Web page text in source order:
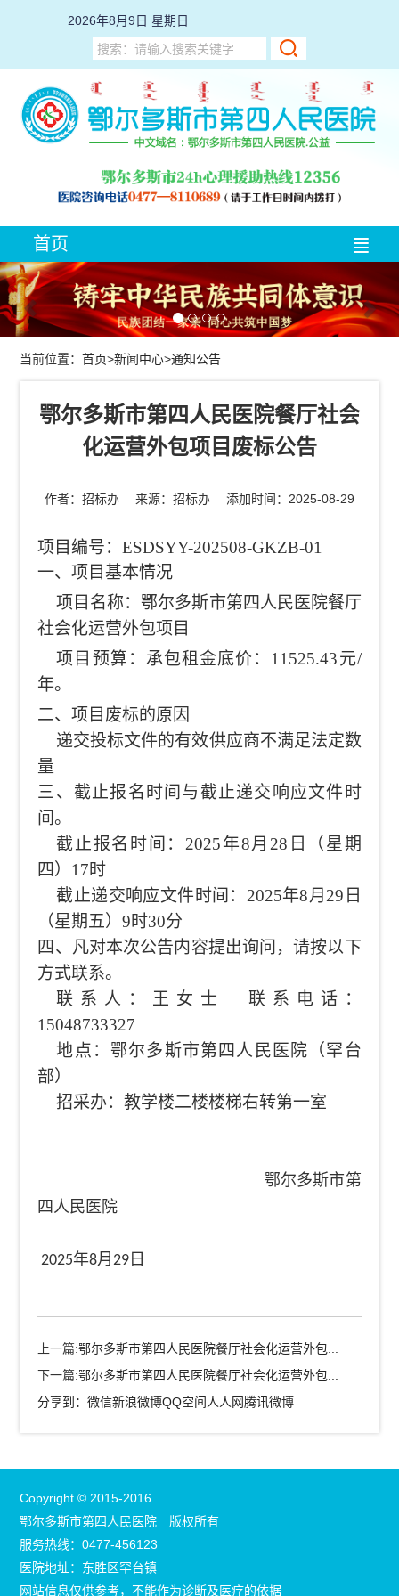
2026年8月9日 星期日
首页
医院概况
新闻中心
就医指南
医学教研
互动平台
人才招聘
当前位置：首页>新闻中心>通知公告
鄂尔多斯市第四人民医院餐厅社会
化运营外包项目废标公告
作者：招标办 来源：招标办 添加时间：2025-08-29
项目编号：ESDSYY-202508-GKZB-01
一、项目基本情况
项目名称：鄂尔多斯市第四人民医院餐厅
社会化运营外包项目
项目预算：承包租金底价： 11525.43元/
年。
二、项目废标的原因
递交投标文件的有效供应商不满足法定数
量
三、截止报名时间与截止递交响应文件时
间。
截止报名时间： 2025年8月28日（星期
四）17时
截止递交响应文件时间： 2025年8月29日
（星期五）9时30分
四、凡对本次公告内容提出询问，请按以下
方式联系。
联系人：王女士
联系电话：
15048733327
地点：鄂尔多斯市第四人民医院（罕台
部）
招采办：教学楼二楼楼梯右转第一室
鄂尔多斯市第
四人民医院
2025年8月29日
上一篇:鄂尔多斯市第四人民医院餐厅社会化运营外包...
下一篇:鄂尔多斯市第四人民医院餐厅社会化运营外包...
分享到：微信新浪微博QQ空间 人人网 腾讯微博
Copyright © 2015-2016
鄂尔多斯市第四人民医院 版权所有
服务热线：0477-456123
医院地址：东胜区罕台镇
网站信息仅供参考，不能作为诊断及医疗的依据